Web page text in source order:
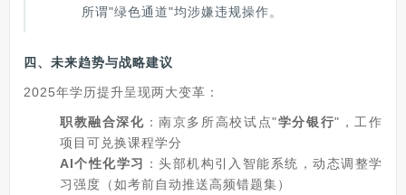
所谓"绿色通道"均涉嫌违规操作。
四、未来趋势与战略建议
2025年学历提升呈现两大变革：
职教融合深化 ：南京多所高校试点"学分银行"，工作
项目可兑换课程学分
AI个性化学习
：头部机构引入智能系统，动态调整学
习强度（如考前自动推送高频错题集）